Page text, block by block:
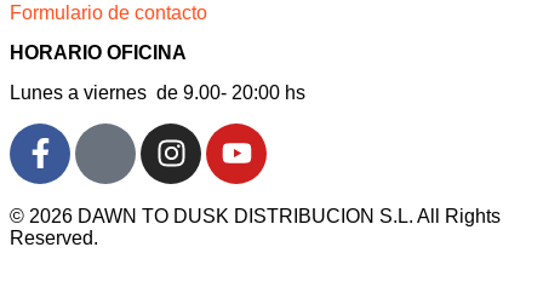
Formulario de contacto
HORARIO OFICINA
Lunes a viernes de 9.00- 20:00 hs
© 2026 DAWN TO DUSK DISTRIBUCION S.L. All Rights
Reserved.